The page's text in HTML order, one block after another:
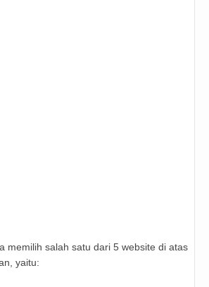
memilih salah satu dari 5 website di atas
yaitu: